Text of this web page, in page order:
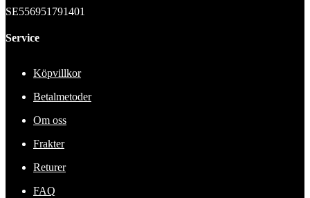
SE556951791401
Service
Köpvillkor
Betalmetoder
Om oss
Frakter
Returer
FAQ